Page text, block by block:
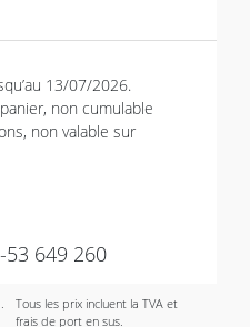
13/07/2026.
non cumulable
non valable sur
53 649 260
Tous les prix incluent la TVA et
frais de port en sus.